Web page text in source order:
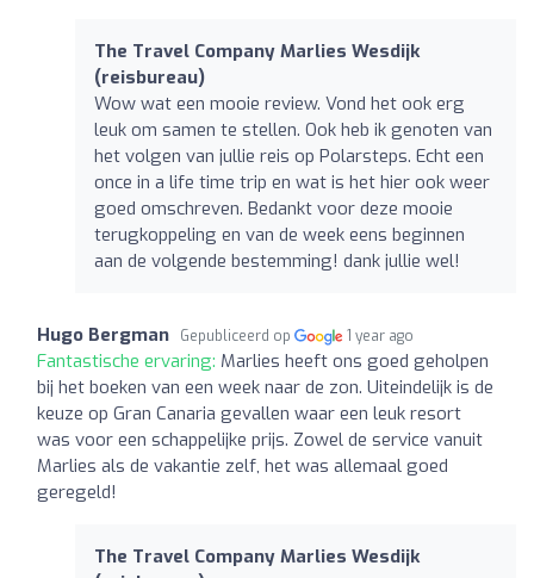
The Travel Company Marlies Wesdijk
(reisbureau)
Wow wat een mooie review. Vond het ook erg
leuk om samen te stellen. Ook heb ik genoten van
het volgen van jullie reis op Polarsteps. Echt een
once in a life time trip en wat is het hier ook weer
goed omschreven. Bedankt voor deze mooie
terugkoppeling en van de week eens beginnen
aan de volgende bestemming! dank jullie wel!
Hugo Bergman Gepubliceerd op 1 year ago
Fantastische ervaring: Marlies heeft ons goed geholpen
bij het boeken van een week naar de zon. Uiteindelijk is de
keuze op Gran Canaria gevallen waar een leuk resort
was voor een schappelijke prijs. Zowel de service vanuit
Marlies als de vakantie zelf, het was allemaal goed
geregeld!
The Travel Company Marlies Wesdijk